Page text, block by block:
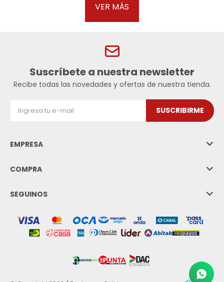
VER MÁS
Suscríbete a nuestra newsletter
Recibe todas las novedades y ofertas de nuestra tienda.
SUSCRIBIRME
EMPRESA
COMPRA
SEGUINOS